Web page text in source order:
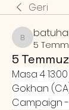
Geri
5
5
Masa 4
Gokhan
Campaign -